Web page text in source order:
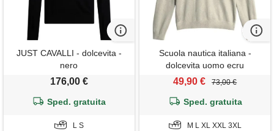
JUST CAVALLI - dolcevita -
nero
176,00 €
Sped. gratuita
L S
Scuola nautica italiana -
dolcevita uomo ecru
49,90 € 73,00 €
Sped. gratuita
M L XL XXL 3XL